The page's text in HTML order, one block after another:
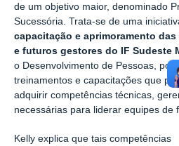
de um objetivo maior, denominado
Sucessória. Trata-se de uma
capacitação e aprimoramento
e futuros gestores do IF Sudeste
o Desenvolvimento de Pessoas, por
treinamentos e capacitações que
adquirir competências técnicas,
necessárias para liderar equipes de
Kelly explica que tais competências